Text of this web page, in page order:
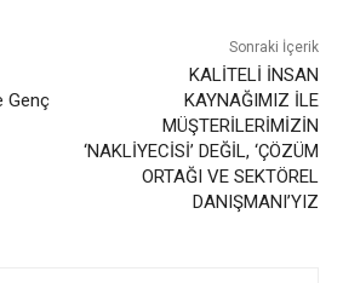
Genç
Sonraki İçerik
KALİTELİ İNSAN
KAYNAĞIMIZ İLE
MÜŞTERİLERİMİZİN
‘NAKLİYECİSİ’ DEĞİL, ‘ÇÖZÜM
ORTAĞI VE SEKTÖREL
DANIŞMANI’YIZ